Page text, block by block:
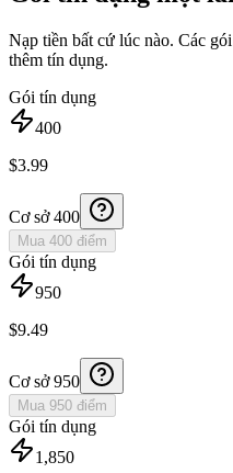
Nạp tiền bất cứ lúc nào. Các
thêm tín dụng.
Gói tín dụng
400
$3.99
Cơ sở 400
Mua 400 điểm
Gói tín dụng
950
$9.49
Cơ sở 950
Mua 950 điểm
Gói tín dụng
1,850